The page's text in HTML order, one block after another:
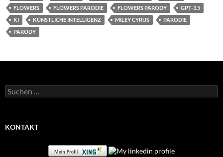
FLOWERS
FLOWERS PARODIE FLOWERS PARODY
GPT-3.5
KI
KÜNSTLICHE INTELLIGENZ MILEY CYRUS
PARODIE
PARODY
Suchen
nach:
KONTAKT